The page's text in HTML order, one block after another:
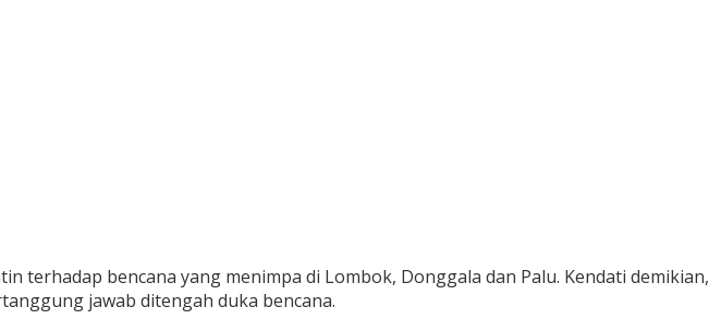
terhadap bencana yang menimpa di Lombok, Donggala dan Palu. Kendati demikian,
jawab ditengah duka bencana.